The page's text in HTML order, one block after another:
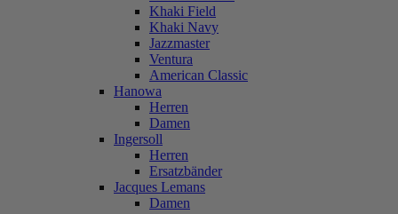
Khaki Field
Khaki Navy
Jazzmaster
Ventura
American Classic
Hanowa
Herren
Damen
Ingersoll
Herren
Ersatzbänder
Jacques Lemans
Damen